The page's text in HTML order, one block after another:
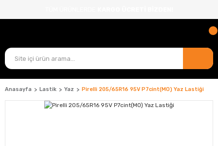
Anasayfa Lastik Yaz Pirelli 205/65R16 95V P7cint(MO) Yaz Lastiği